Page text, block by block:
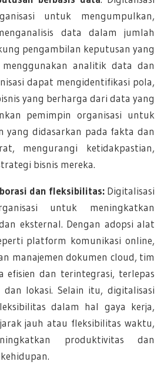
untuk mengumpulkan,
data dalam jumlah
pengambilan keputusan yang
analitik data dan
dapat mengidentifikasi pola,
yang berharga dari data yang
pemimpin organisasi untuk
yang didasarkan pada fakta dan
mengurangi ketidakpastian,
bisnis mereka.
dan fleksibilitas: Digitalisasi
untuk meningkatkan
eksternal. Dengan adopsi alat
platform komunikasi online,
manajemen dokumen cloud, tim
efisien dan terintegrasi, terlepas
lokasi. Selain itu, digitalisasi
dalam hal gaya kerja,
jauh atau fleksibilitas waktu,
produktivitas dan